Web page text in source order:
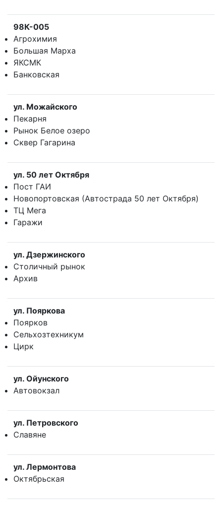
98К-005
Агрохимия
Большая Марха
ЯКСМК
Банковская
ул. Можайского
Пекарня
Рынок Белое озеро
Сквер Гагарина
ул. 50 лет Октября
Пост ГАИ
Новопортовская (Автострада 50 лет Октября)
ТЦ Мега
Гаражи
ул. Дзержинского
Столичный рынок
Архив
ул. Пояркова
Поярков
Сельхозтехникум
Цирк
ул. Ойунского
Автовокзал
ул. Петровского
Славяне
ул. Лермонтова
Октябрьская